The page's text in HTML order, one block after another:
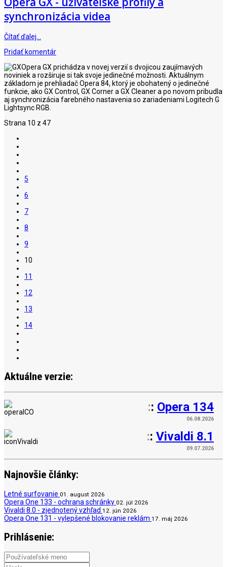
synchronizácia videa
Čítať ďalej…
Pridať komentár
Opera GX prichádza v novej verzií s dvojicou zaujímavých
noviniek a rozširuje si tak svoje jedinečné možnosti. Aktuálnym
základom je prehliadač Opera 84, ktorý je obohatený o jedinečné
funkcie, ako GX Control, GX Corner a GX Cleaner a po novom pribudla
aj synchronizácia farebného nastavenia so zariadeniami Logitech G
Lightsync RGB.
Strana 10 z 47
5
6
7
8
9
10
11
12
13
14
Aktuálne verzie:
:: Opera 134
06.08.2026
:: Vivaldi 8.1
09.07.2026
Najnovšie články:
Letné surfovanie 01. august 2026
Opera One 133 - ochrana schránky 02. júl 2026
Vivaldi 8.0 - zjednotený vzhľad 12. jún 2026
Opera One 131 - vylepšené blokovanie reklám 17. máj 2026
Prihlásenie: